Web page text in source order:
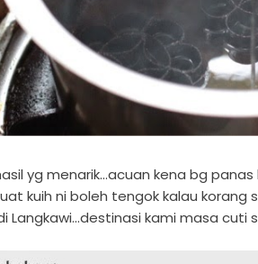
yg menarik...acuan kena bg panas
kuih ni boleh tengok kalau korang
Langkawi...destinasi kami masa cuti